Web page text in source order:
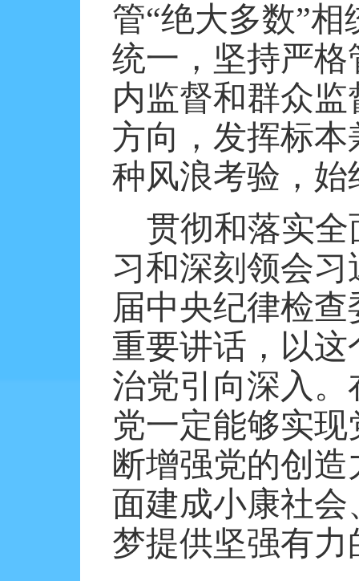
管“绝大多数”
统一，坚持严
内监督和群众
方向，发挥标
种风浪考验，
贯彻和落实
习和深刻领会
届中央纪律检
重要讲话，以
治党引向深入
党一定能够实
断增强党的创
面建成小康社
梦提供坚强有力